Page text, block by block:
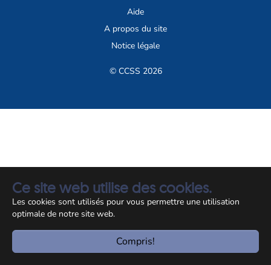
Ce site web utilise des cookies.
Les cookies sont utilisés pour vous permettre une utilisation
optimale de notre site web.
Compris!
Aide
A propos du site
Notice légale
© CCSS 2026